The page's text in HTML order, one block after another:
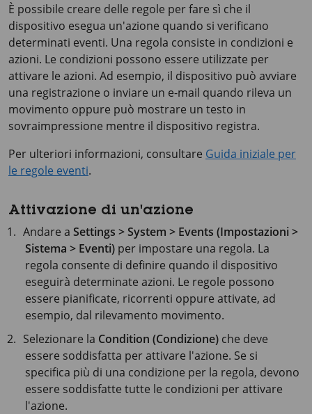
È possibile creare delle regole per fare sì che il
dispositivo esegua un'azione quando si verificano
determinati eventi. Una regola consiste in condizioni e
azioni. Le condizioni possono essere utilizzate per
attivare le azioni. Ad esempio, il dispositivo può avviare
una registrazione o inviare un e-mail quando rileva un
movimento oppure può mostrare un testo in
sovraimpressione mentre il dispositivo registra.
Per ulteriori informazioni, consultare Guida iniziale per
le regole eventi.
Attivazione di un'azione
Andare aSettings > System > Events (Impostazioni >
Sistema > Eventi) per impostare una regola. La
regola consente di definire quando il dispositivo
eseguirà determinate azioni. Le regole possono
essere pianificate, ricorrenti oppure attivate, ad
esempio, dal rilevamento movimento.
Selezionare la Condition (Condizione) che deve
essere soddisfatta per attivare l'azione. Se si
specifica più di una condizione per la regola, devono
essere soddisfatte tutte le condizioni per attivare
l'azione.